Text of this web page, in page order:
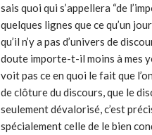
sais quoi qui s’appellera “de
quelques lignes que ce qu’un
qu’il n’y a pas d’univers de
doute importe-t-il moins à mes
voit pas ce en quoi le fait que
de clôture du discours, que le
seulement dévalorisé, c’est
spécialement celle de le bien